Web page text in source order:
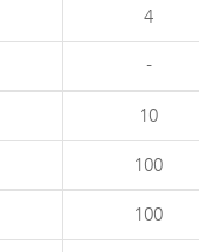
4
-
10
100
100